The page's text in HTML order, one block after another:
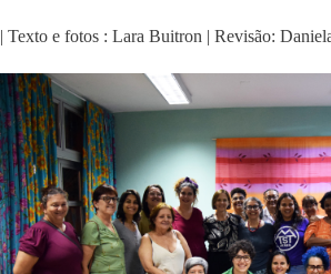
| Texto e fotos : Lara Buitron | Revisão: